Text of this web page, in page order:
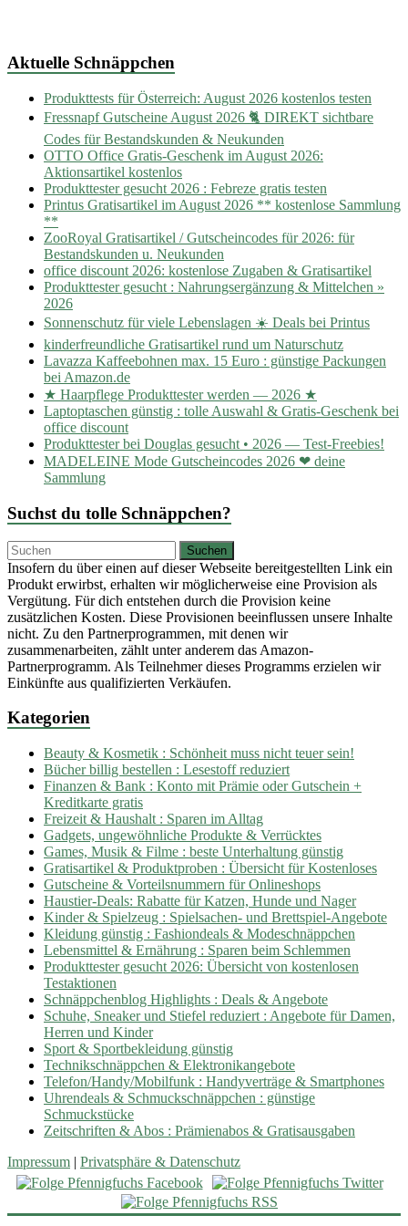
Aktuelle Schnäppchen
Produkttests für Österreich: August 2026 kostenlos testen
Fressnapf Gutscheine August 2026 🐈 DIREKT sichtbare
Codes für Bestandskunden & Neukunden
OTTO Office Gratis-Geschenk im August 2026:
Aktionsartikel kostenlos
Produkttester gesucht 2026 : Febreze gratis testen
Printus Gratisartikel im August 2026 ** kostenlose Sammlung
**
ZooRoyal Gratisartikel / Gutscheincodes für 2026: für
Bestandskunden u. Neukunden
office discount 2026: kostenlose Zugaben & Gratisartikel
Produkttester gesucht : Nahrungsergänzung & Mittelchen »
2026
Sonnenschutz für viele Lebenslagen ☀️ Deals bei Printus
kinderfreundliche Gratisartikel rund um Naturschutz
Lavazza Kaffeebohnen max. 15 Euro : günstige Packungen
bei Amazon.de
★ Haarpflege Produkttester werden — 2026 ★
Laptoptaschen günstig : tolle Auswahl & Gratis-Geschenk bei
office discount
Produkttester bei Douglas gesucht • 2026 — Test-Freebies!
MADELEINE Mode Gutscheincodes 2026 ❤ deine
Sammlung
Suchst du tolle Schnäppchen?
Insofern du über einen auf dieser Webseite bereitgestellten Link ein
Produkt erwirbst, erhalten wir möglicherweise eine Provision als
Vergütung. Für dich entstehen durch die Provision keine
zusätzlichen Kosten. Diese Provisionen beeinflussen unsere Inhalte
nicht. Zu den Partnerprogrammen, mit denen wir
zusammenarbeiten, zählt unter anderem das Amazon-
Partnerprogramm. Als Teilnehmer dieses Programms erzielen wir
Einkünfte aus qualifizierten Verkäufen.
Kategorien
Beauty & Kosmetik : Schönheit muss nicht teuer sein!
Bücher billig bestellen : Lesestoff reduziert
Finanzen & Bank : Konto mit Prämie oder Gutschein +
Kreditkarte gratis
Freizeit & Haushalt : Sparen im Alltag
Gadgets, ungewöhnliche Produkte & Verrücktes
Games, Musik & Filme : beste Unterhaltung günstig
Gratisartikel & Produktproben : Übersicht für Kostenloses
Gutscheine & Vorteilsnummern für Onlineshops
Haustier-Deals: Rabatte für Katzen, Hunde und Nager
Kinder & Spielzeug : Spielsachen- und Brettspiel-Angebote
Kleidung günstig : Fashiondeals & Modeschnäppchen
Lebensmittel & Ernährung : Sparen beim Schlemmen
Produkttester gesucht 2026: Übersicht von kostenlosen
Testaktionen
Schnäppchenblog Highlights : Deals & Angebote
Schuhe, Sneaker und Stiefel reduziert : Angebote für Damen,
Herren und Kinder
Sport & Sportbekleidung günstig
Technikschnäppchen & Elektronikangebote
Telefon/Handy/Mobilfunk : Handyverträge & Smartphones
Uhrendeals & Schmuckschnäppchen : günstige
Schmuckstücke
Zeitschriften & Abos : Prämienabos & Gratisausgaben
Impressum | Privatsphäre & Datenschutz